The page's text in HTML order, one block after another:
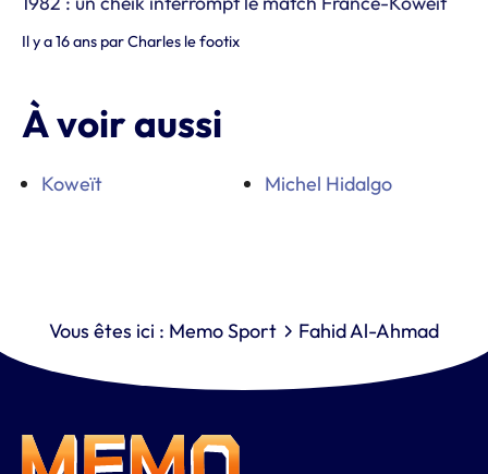
Il y a 16 ans parCharles le footix
À voir aussi
Koweït Michel Hidalgo
Vous êtes ici : Memo Sport Fahid Al-Ahmad